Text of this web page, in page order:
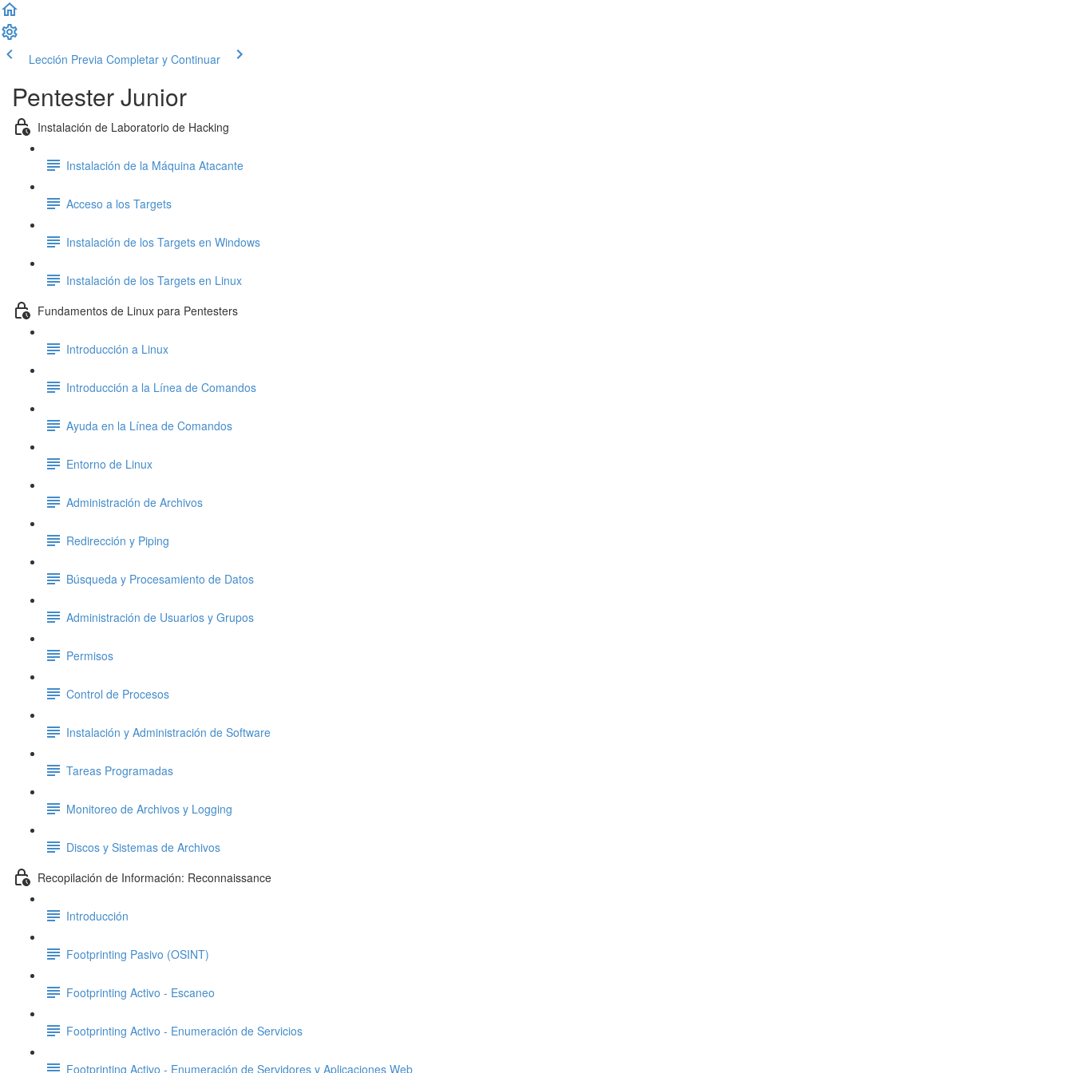
Lección Previa Completar y Continuar
Pentester Junior
Instalación de Laboratorio de Hacking
Instalación de la Máquina Atacante
Acceso a los Targets
Instalación de los Targets en Windows
Instalación de los Targets en Linux
Fundamentos de Linux para Pentesters
Introducción a Linux
Introducción a la Línea de Comandos
Ayuda en la Línea de Comandos
Entorno de Linux
Administración de Archivos
Redirección y Piping
Búsqueda y Procesamiento de Datos
Administración de Usuarios y Grupos
Permisos
Control de Procesos
Instalación y Administración de Software
Tareas Programadas
Monitoreo de Archivos y Logging
Discos y Sistemas de Archivos
Recopilación de Información: Reconnaissance
Introducción
Footprinting Pasivo (OSINT)
Footprinting Activo - Escaneo
Footprinting Activo - Enumeración de Servicios
Footprinting Activo - Enumeración de Servidores y Aplicaciones Web